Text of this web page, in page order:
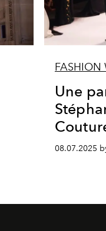
FASHION
Une
08.07.2025